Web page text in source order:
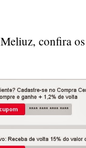
Meliuz, confira